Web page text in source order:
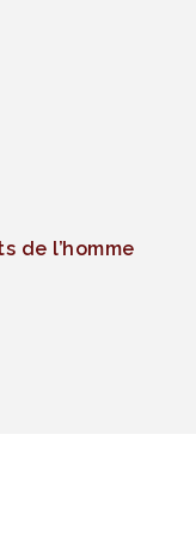
de l’homme